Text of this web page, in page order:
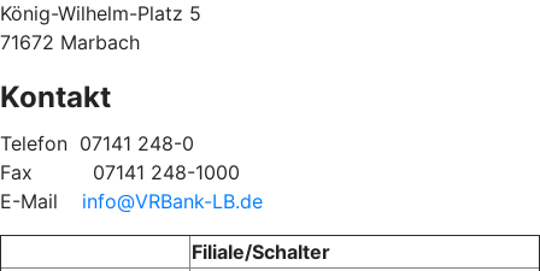
König-Wilhelm-Platz 5
71672 Marbach
Kontakt
Telefon 07141 248-0
Fax 07141 248-1000
E-Mail info@VRBank-LB.de
Filiale/Schalter